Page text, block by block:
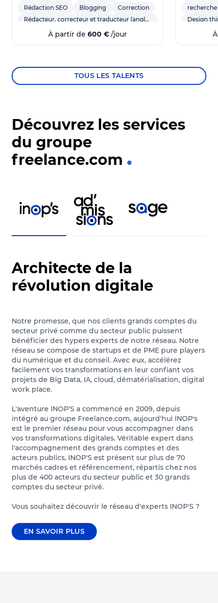
Rédaction SEO
Blogging
Correction
Rédacteur, correcteur et traducteur (anglais-français)
Content Marketing - Brand content
À partir de 600 € /jour
Design
Persona
user
TOUS LES TALENTS
Découvrez les services
du groupe
freelance.com
Architecte de la
révolution digitale
Notre promesse, que nos clients grands comptes du
secteur privé comme du secteur public puissent
bénéficier des hypers experts de notre réseau. Notre
réseau se compose de startups et de PME pure players
du numérique et du conseil. Avec eux, accélérez
facilement vos transformations en leur confiant vos
projets de Big Data, IA, cloud, dématérialisation, digital
work place.
L'aventure INOP'S a commencé en 2009, depuis
intégré au groupe Freelance.com, aujourd'hui INOP's
est le premier réseau pour vous accompagner dans
vos transformations digitales. Véritable expert dans
l'accompagnement des grands comptes et des
acteurs publics, INOP'S est présent sur plus de 70
marchés cadres et référencement, répartis chez nos
plus de 400 acteurs du secteur public et 30 grands
comptes du secteur privé.
EN SAVOIR PLUS